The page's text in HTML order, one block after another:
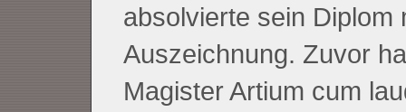
absolvierte sein Diplom
Auszeichnung. Zuvor
Magister Artium cum